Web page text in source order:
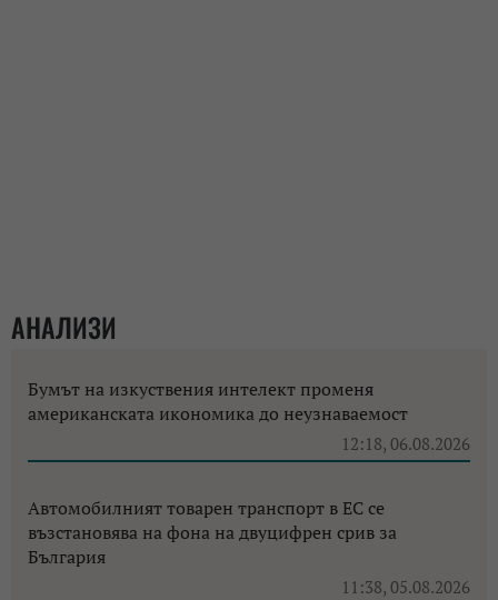
АНАЛИЗИ
Бумът на изкуствения интелект променя
американската икономика до неузнаваемост
12:18, 06.08.2026
Автомобилният товарен транспорт в ЕС се
възстановява на фона на двуцифрен срив за
България
11:38, 05.08.2026